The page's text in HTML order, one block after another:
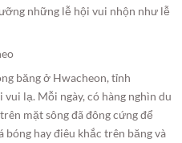
những lễ hội vui nhộn như lễ
băng ở Hwacheon, tỉnh
lạ. Mỗi ngày, có hàng nghìn du
mặt sông đã đông cứng để
hay điêu khắc trên băng và